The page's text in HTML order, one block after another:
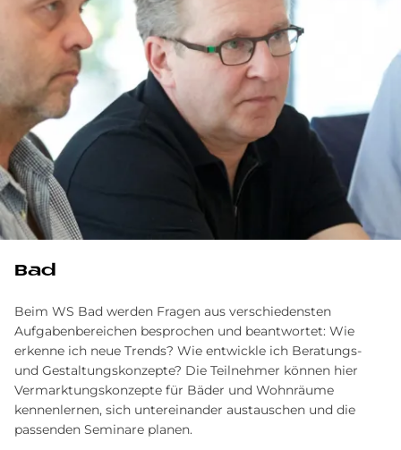
Bad
Beim WS Bad werden Fragen aus verschiedensten
Aufgabenbereichen besprochen und beantwortet: Wie
erkenne ich neue Trends? Wie entwickle ich Beratungs-
und Gestaltungskonzepte? Die Teilnehmer können hier
Vermarktungskonzepte für Bäder und Wohnräume
kennenlernen, sich untereinander austauschen und die
passenden Seminare planen.